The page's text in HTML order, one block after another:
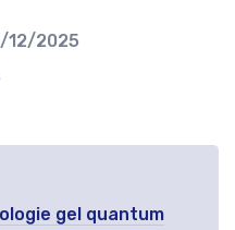
12/2025
gel quantum